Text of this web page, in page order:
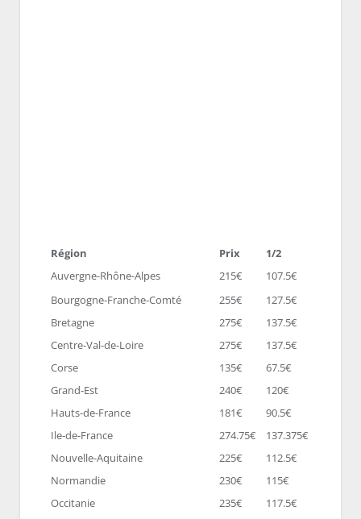
Région Prix
1/2
Auvergne-Rhône-Alpes
215€
107.5€
Bourgogne-Franche-Comté
255€
127.5€
Bretagne
275€
137.5€
Centre-Val-de-Loire
275€
137.5€
Corse
135€
67.5€
Grand-Est
240€
120€
Hauts-de-France
181€
90.5€
Ile-de-France
274.75€
137.375€
Nouvelle-Aquitaine
225€
112.5€
Normandie
230€
115€
Occitanie
235€
117.5€